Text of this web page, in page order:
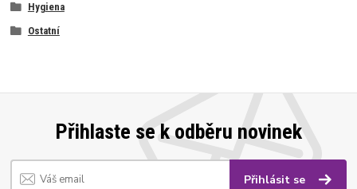
Hygiena
Ostatní
Přihlaste se k odběru novinek
Přihlásit se